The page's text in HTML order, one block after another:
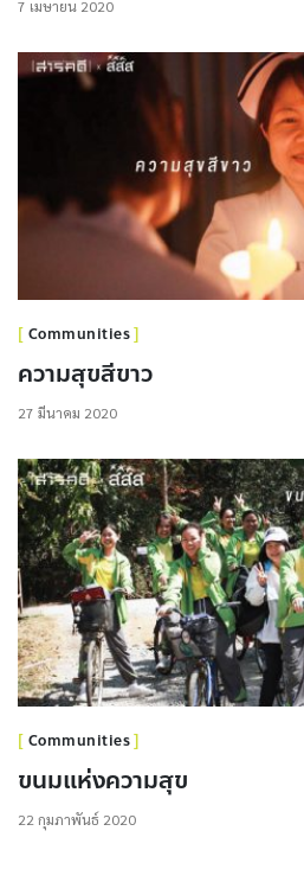
7 เมษายน 2020
Communities
ความสุขสีขาว
27 มีนาคม 2020
Communities
ขนมแห่งความสุข
22 กุมภาพันธ์ 2020